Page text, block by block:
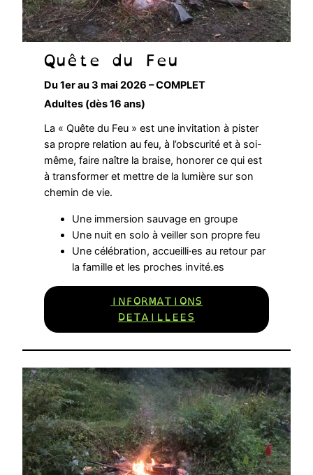
Quête du Feu
Du 1er au 3 mai 2026 – COMPLET
Adultes (dès 16 ans)
La « Quête du Feu » est une invitation à pister
sa propre relation au feu, à l’obscurité et à soi-
même, faire naître la braise, honorer ce qui est
à transformer et mettre de la lumière sur son
chemin de vie.
Une immersion sauvage en groupe
Une nuit en solo à veiller son propre feu
Une célébration, accueilli·es au retour par
la famille et les proches invité.es
INFORMATIONS
DETAILLEES